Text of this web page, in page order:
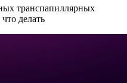
транспапиллярных
делать